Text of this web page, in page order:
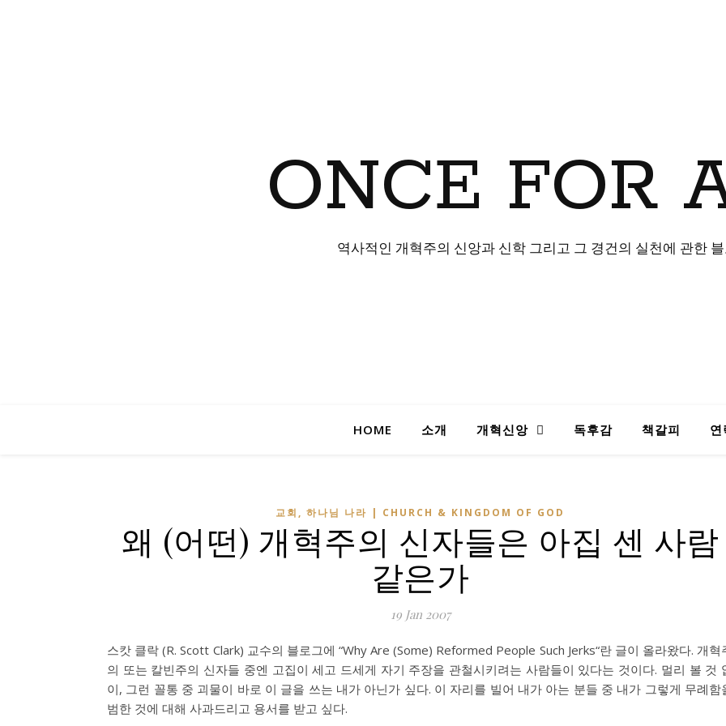
ONCE FOR
역사적인 개혁주의 신앙과 신학 그리고 그 경건의 실천에 관한
HOME 소개 개혁신앙 독후감 책갈피 연
교회, 하나님 나라 | CHURCH & KINGDOM OF GOD
왜 (어떤) 개혁주의 신자들은 아집 센 사람
같은가
19 Jan 2007
스캇 클락 (R. Scott Clark) 교수의 블로그에 “Why Are (Some) Reformed People Such Jerks“란 글이 올라왔다. 개혁
의 또는 칼빈주의 신자들 중엔 고집이 세고 드세게 자기 주장을 관철시키려는 사람들이 있다는 것이다. 멀리 볼 것
이, 그런 꼴통 중 괴물이 바로 이 글을 쓰는 내가 아닌가 싶다. 이 자리를 빌어 내가 아는 분들 중 내가 그렇게 무례함
범한 것에 대해 사과드리고 용서를 받고 싶다.